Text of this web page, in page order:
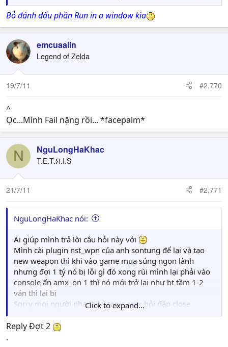
Bỏ đánh dấu phần Run in a window kìa
emcuaalin
Legend of Zelda
19/7/11 #2,770
^
Ọc...Mình Fail nặng rồi... *facepalm*
N NguLongHaKhac
T.E.T.Я.I.S
21/7/11 #2,771
NguLongHaKhac nói:
Ai giúp mình trả lời câu hỏi này với
Mình cài plugin nst_wpn của anh sontung để lại và tạo
new weapon thì khi vào game mua súng ngon lành
nhưng đợi 1 tý nó bị lỗi gì đó xong rùi mình lại phải vào
console ấn amx_on 1 thì nó mới trở lại như bt tầm 1-2
ván thì lại bị
Sorry mọi người nha,tại vì topic amx hỏi đáp close
rùi,topic kia thì là tổng hợp code,amx nên mình chả còn
chỗ nào để hỏi nên phải vào đây :(
Click to expand...
Reply Đợt 2
.